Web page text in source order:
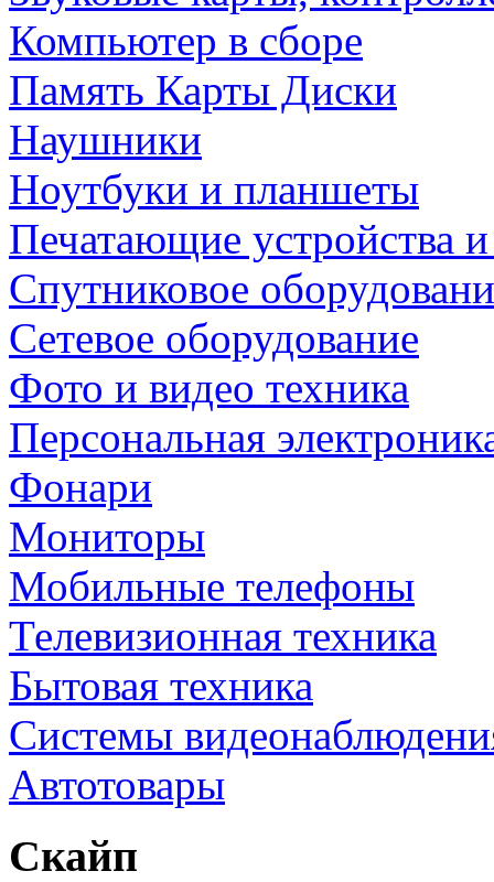
Компьютер в сборе
Память Карты Диски
Наушники
Ноутбуки и планшеты
Печатающие устройства
Спутниковое
Сетевое оборудование
Фото и видео техника
Персональная
Фонари
Мониторы
Мобильные телефоны
Телевизионная техника
Бытовая техника
Cистемы
Автотовары
Скайп